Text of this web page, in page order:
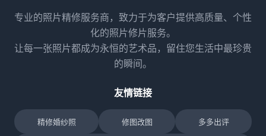
专业的照片精修服务商，致力于为客户提供高质量、个性
化的照片修片服务。
让每一张照片都成为永恒的艺术品，留住您生活中最珍贵
的瞬间。
友情链接
精修婚纱照 修图改图 多多出评